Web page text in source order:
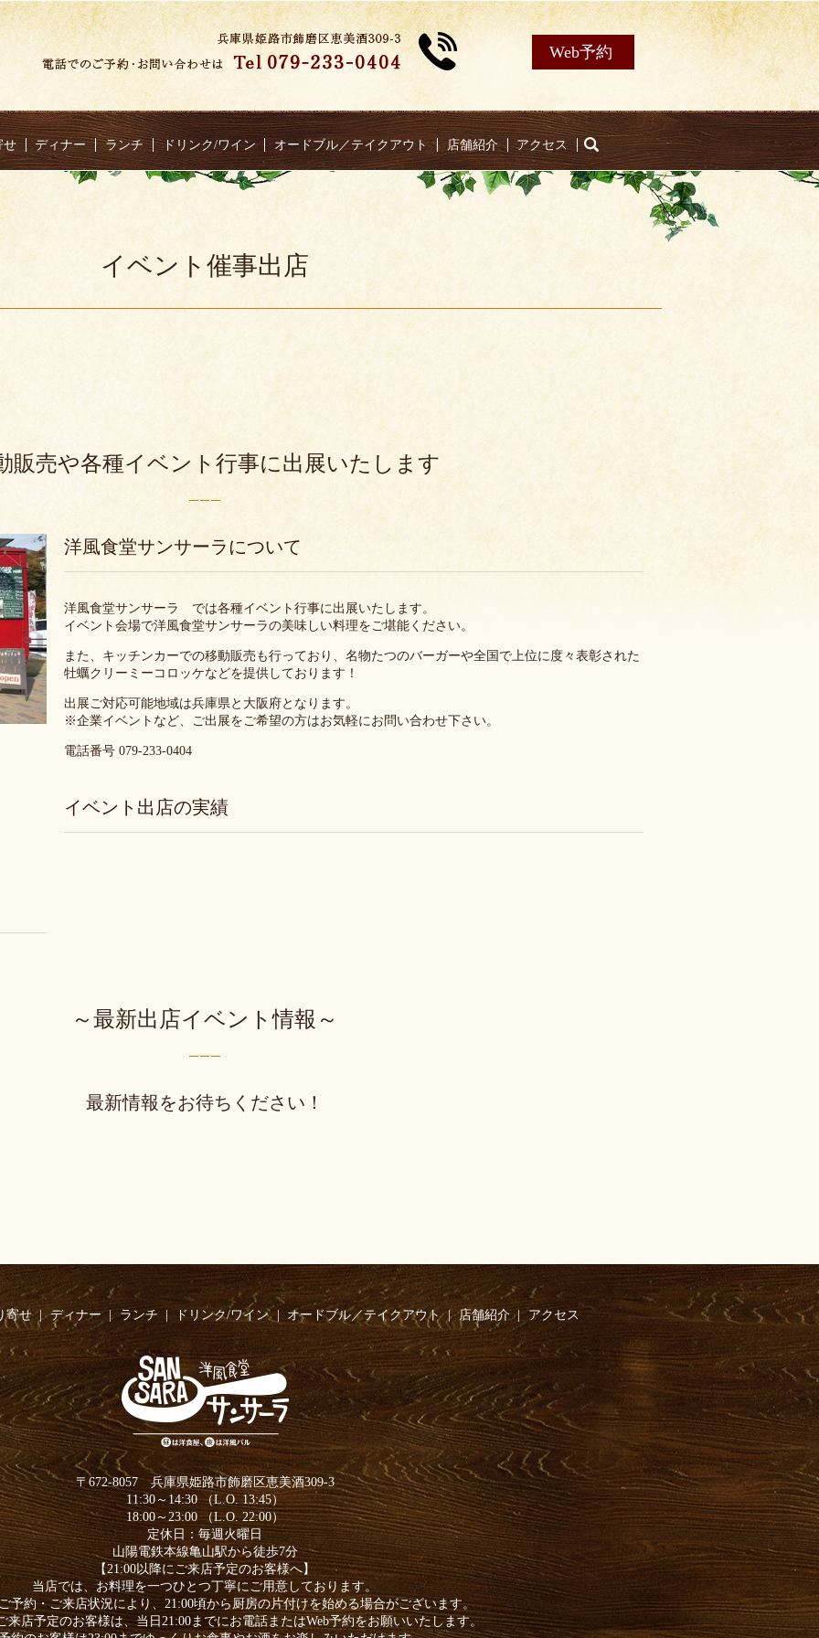
Web予約
せ ディナー ランチ ドリンク/ワイン オードブル／テイクアウト 店舗紹介 アクセス
イベント催事出店
販売や各種イベント行事に出展いたします
洋風食堂サンサーラについて
洋風食堂サンサーラ では各種イベント行事に出展いたします。
イベント会場で洋風食堂サンサーラの美味しい料理をご堪能ください。
また、キッチンカーでの移動販売も行っており、名物たつのバーガーや全国で上位に度々表彰された
牡蠣クリーミーコロッケなどを提供しております！
出展ご対応可能地域は兵庫県と大阪府となります。
※企業イベントなど、ご出展をご希望の方はお気軽にお問い合わせ下さい。
電話番号079-233-0404
イベント出店の実績
～最新出店イベント情報～
最新情報をお待ちください！
寄せ ディナー ランチ ドリンク/ワイン オードブル／テイクアウト 店舗紹介 アクセス
〒672-8057 兵庫県姫路市飾磨区恵美酒309-3
11:30～14:30 （L.O. 13:45）
18:00～23:00 （L.O. 22:00）
定休日：毎週火曜日
山陽電鉄本線亀山駅から徒歩7分
【21:00以降にご来店予定のお客様へ】
当店では、お料理を一つひとつ丁寧にご用意しております。
予約・ご来店状況により、21:00頃から厨房の片付けを始める場合がございます。
来店予定のお客様は、当日21:00までにお電話またはWeb予約をお願いいたします。